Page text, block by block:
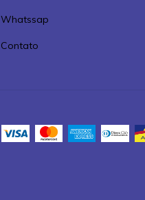
Whatssap
Contato